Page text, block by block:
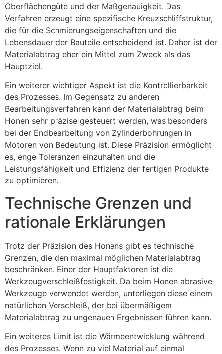
Oberflächengüte und der Maßgenauigkeit. Das
Verfahren erzeugt eine spezifische Kreuzschliffstruktur,
die für die Schmierungseigenschaften und die
Lebensdauer der Bauteile entscheidend ist. Daher ist der
Materialabtrag eher ein Mittel zum Zweck als das
Hauptziel.
Ein weiterer wichtiger Aspekt ist die Kontrollierbarkeit
des Prozesses. Im Gegensatz zu anderen
Bearbeitungsverfahren kann der Materialabtrag beim
Honen sehr präzise gesteuert werden, was besonders
bei der Endbearbeitung von Zylinderbohrungen in
Motoren von Bedeutung ist. Diese Präzision ermöglicht
es, enge Toleranzen einzuhalten und die
Leistungsfähigkeit und Effizienz der fertigen Produkte
zu optimieren.
Technische Grenzen und
rationale Erklärungen
Trotz der Präzision des Honens gibt es technische
Grenzen, die den maximal möglichen Materialabtrag
beschränken. Einer der Hauptfaktoren ist die
Werkzeugverschleißfestigkeit. Da beim Honen abrasive
Werkzeuge verwendet werden, unterliegen diese einem
natürlichen Verschleiß, der bei übermäßigem
Materialabtrag zu ungenauen Ergebnissen führen kann.
Ein weiteres Limit ist die Wärmeentwicklung während
des Prozesses. Wenn zu viel Material auf einmal